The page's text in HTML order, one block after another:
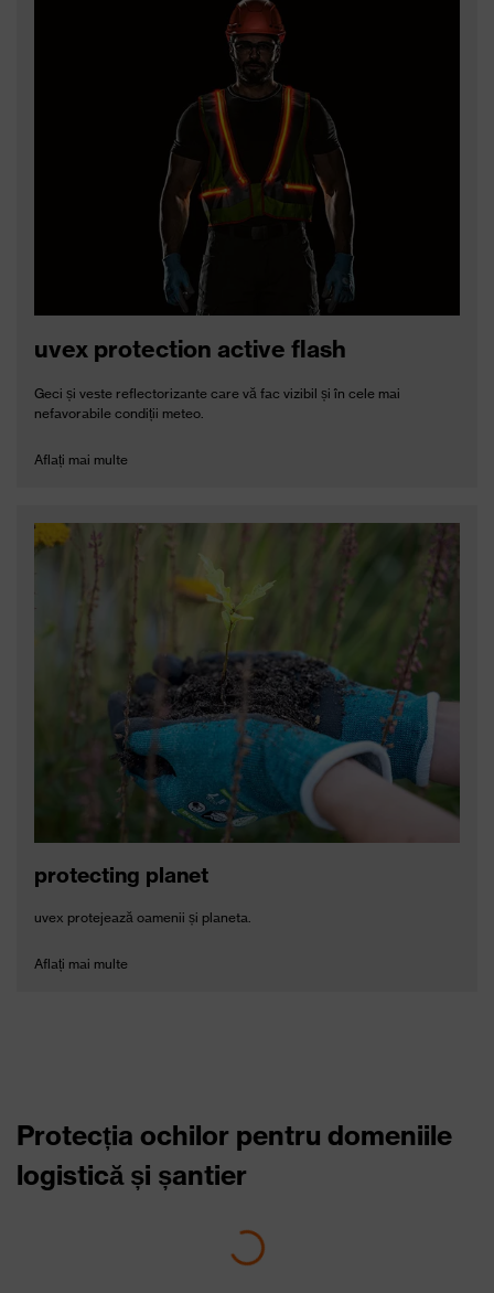
iluminatul LED. Ochelarii de protecție made by uvex
vă oferă atât afară, cât și înăuntru protecție și
acuitate vizuală optime. Îmbrăcămintea de protecție
cu protecție UV dovedită permite utilizarea în
siguranță chiar și în zilele foarte însorite.
uvex protection active flash
Geci și veste reflectorizante care vă fac vizibil și în cele mai
nefavorabile condiții meteo.
Aflați mai multe
protecting planet
uvex protejează oamenii și planeta.
Aflați mai multe
Protecția ochilor pentru domeniile
logistică și șantier